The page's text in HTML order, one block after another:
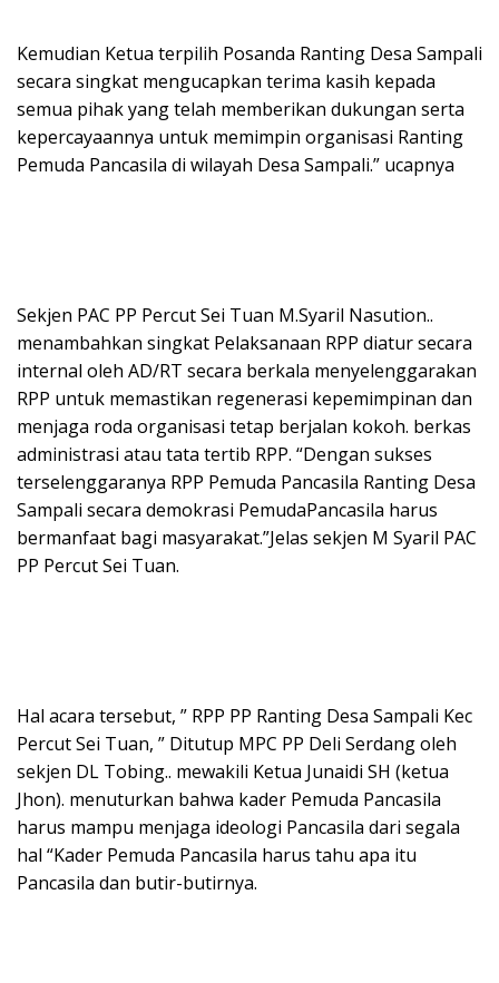
Kemudian Ketua terpilih Posanda Ranting Desa Sampali
secara singkat mengucapkan terima kasih kepada
semua pihak yang telah memberikan dukungan serta
kepercayaannya untuk memimpin organisasi Ranting
Pemuda Pancasila di wilayah Desa Sampali.” ucapnya
Sekjen PAC PP Percut Sei Tuan M.Syaril Nasution..
menambahkan singkat Pelaksanaan RPP diatur secara
internal oleh AD/RT secara berkala menyelenggarakan
RPP untuk memastikan regenerasi kepemimpinan dan
menjaga roda organisasi tetap berjalan kokoh. berkas
administrasi atau tata tertib RPP. “Dengan sukses
terselenggaranya RPP Pemuda Pancasila Ranting Desa
Sampali secara demokrasi PemudaPancasila harus
bermanfaat bagi masyarakat.”Jelas sekjen M Syaril PAC
PP Percut Sei Tuan.
Hal acara tersebut, ” RPP PP Ranting Desa Sampali Kec
Percut Sei Tuan, ” Ditutup MPC PP Deli Serdang oleh
sekjen DL Tobing.. mewakili Ketua Junaidi SH (ketua
Jhon). menuturkan bahwa kader Pemuda Pancasila
harus mampu menjaga ideologi Pancasila dari segala
hal “Kader Pemuda Pancasila harus tahu apa itu
Pancasila dan butir-butirnya.